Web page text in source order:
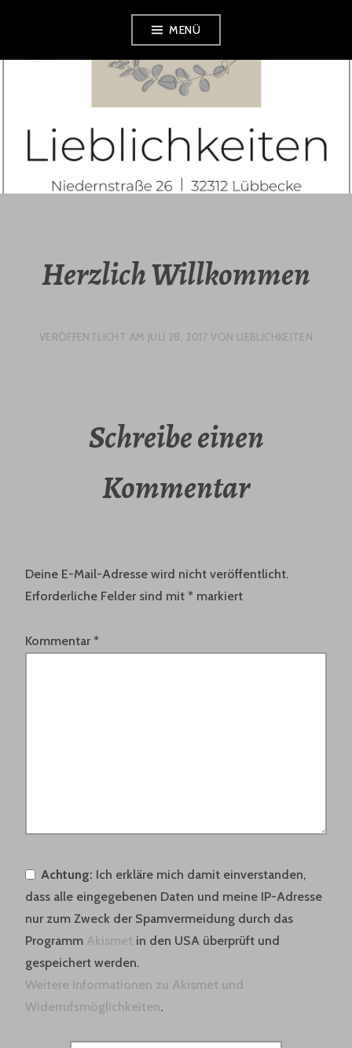
MENÜ
Herzlich Willkommen
VERÖFFENTLICHT AM JULI 28, 2017 VON LIEBLICHKEITEN
Schreibe einen
Kommentar
Deine E-Mail-Adresse wird nicht veröffentlicht.
Erforderliche Felder sind mit * markiert
Kommentar *
Achtung: Ich erkläre mich damit einverstanden,
dass alle eingegebenen Daten und meine IP-Adresse
nur zum Zweck der Spamvermeidung durch das
Programm Akismet in den USA überprüft und
gespeichert werden.
Weitere Informationen zu Akismet und
Widerrufsmöglichkeiten.